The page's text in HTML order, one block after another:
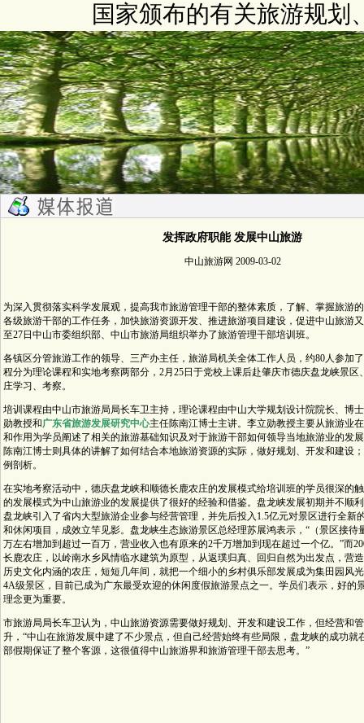
国家颁布的有关旅游规划
发挥政府职能 发展中山旅游
中山旅游网 2009-03-02
为深入贯彻落实科学发展观，提高我市旅游管理干部的整体素质，了解、掌握旅游
各级旅游干部的工作任务，加快旅游资源开发、推进旅游项目建设，促进中山旅游
至27日中山市委组织部、中山市旅游局组织举办了旅游管理干部培训班。
各镇区分管旅游工作的领导、三产办主任，旅游局机关全体工作人员，约80人参加
程分为理论课程和实地考察两部分，2月25日于党校上课后赴肇庆市德庆盘龙峡景区
庄学习、考察。
培训课程由中山市旅游局局长车卫主持，理论课程由中山大学规划设计院院长、博
勋教授和广东省旅游发展研究中心主任陈南江博士主讲。李立勋教授主要从旅游业
和作用为学员阐述了相关的旅游基础知识及对于旅游干部如何领导当地旅游业的发
陈南江博士则具体的讲解了如何结合本地旅游资源的实际，做好规划、开发和建设
例剖析。
在实地考察活动中，德庆盘龙峡和顺德长鹿农庄的发展模式给培训班的学员很深的
的发展模式为中山旅游业的发展提供了很好的经验和借鉴。盘龙峡发展初期并不顺
盘龙峡引入了省内大型旅游企业参与经营管理，并先后投入1.5亿元对景区进行全新
和休闲项目，成效立竿见影。盘龙峡生态旅游景区总经理苏展鸿表示，“（景区接待
万左右增加到超过一百万，营业收入也有原来的2千万增加到现在超过一个亿。”而
长鹿农庄，以岭南水乡风情临水建筑为原型，从返璞归真、回归自然为出发点，营
历史文化内涵的农庄，短短几年间，就把一个细小的乡村俱乐部发展成为集田园风
4A级景区，目前已成为广东最受欢迎的休闲度假旅游景点之一。学员们表示，好的
理念更为重要。
市旅游局局长车卫认为，中山旅游资源需要做好规划、开发和建设工作，但经营和
升，“中山在旅游发展中建了不少景点，但自己经营始终有些局限，盘龙峡的成功就
部假期保证了整个客源，这很值得中山旅游界和旅游管理干部去思考。”